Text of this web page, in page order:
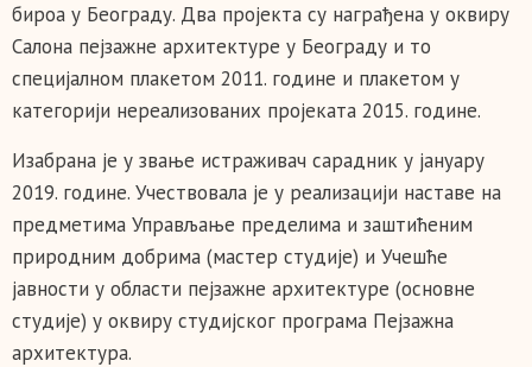
бироа у Београду. Два пројекта су награђена у оквиру
Салона пејзажне архитектуре у Београду и то
специјалном плакетом 2011. године и плакетом у
категорији нереализованих пројеката 2015. године.
Изабрана је у звање истраживач сарадник у јануару
2019. године. Учествовала је у реализацији наставе на
предметима Управљање пределима и заштићеним
природним добрима (мастер студије) и Учешће
јавности у области пејзажне архитектуре (основне
студије) у оквиру студијског програма Пејзажна
архитектура.